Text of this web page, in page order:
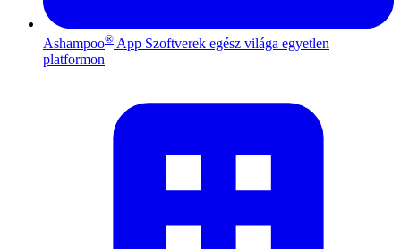
Ashampoo® App Szoftverek egész világa egyetlen
platformon